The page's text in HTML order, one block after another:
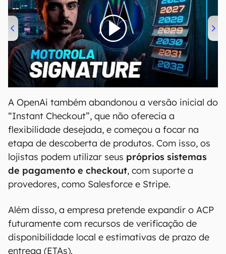
00:00/20:46
A OpenAi também abandonou a versão inicial do
“Instant Checkout”, que não oferecia a
flexibilidade desejada, e começou a focar na
etapa de descoberta de produtos. Com isso, os
lojistas podem utilizar seus próprios sistemas
de pagamento e checkout, com suporte a
provedores, como Salesforce e Stripe.
Além disso, a empresa pretende expandir o ACP
futuramente com recursos de verificação de
disponibilidade local e estimativas de prazo de
entrega (ETAs).